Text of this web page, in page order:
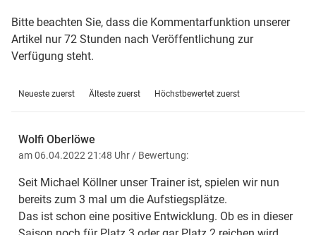
Bitte beachten Sie, dass die Kommentarfunktion unserer
Artikel nur 72 Stunden nach Veröffentlichung zur
Verfügung steht.
Neueste zuerst Älteste zuerst Höchstbewertet zuerst
Wolfi Oberlöwe
am 06.04.2022 21:48 Uhr / Bewertung:
Seit Michael Köllner unser Trainer ist, spielen wir nun
bereits zum 3 mal um die Aufstiegsplätze.
Das ist schon eine positive Entwicklung. Ob es in dieser